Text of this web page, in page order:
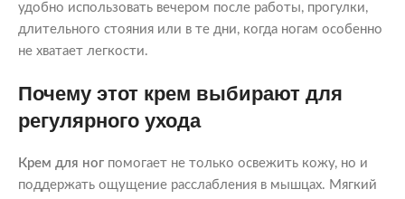
удобно использовать вечером после работы, прогулки,
длительного стояния или в те дни, когда ногам особенно
не хватает легкости.
Почему этот крем выбирают для
регулярного ухода
Крем для ног помогает не только освежить кожу, но и
поддержать ощущение расслабления в мышцах. Мягкий